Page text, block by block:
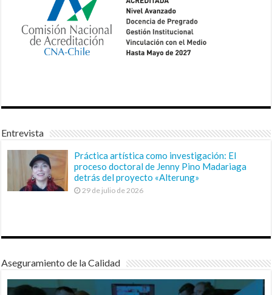
Entrevista
Práctica artística como investigación: El
proceso doctoral de Jenny Pino Madariaga
detrás del proyecto «Alterung»
29 de julio de 2026
Aseguramiento de la Calidad